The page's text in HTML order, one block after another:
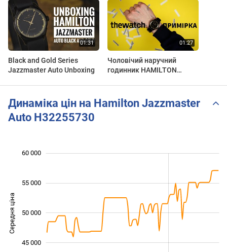
Black and Gold Series
Jazzmaster Auto Unboxing
Чоловічий наручний
годинник HAMILTON
Динаміка цін на Hamilton Jazzmaster
Auto H32255730
Середня ціна 40 000
45 000
50 000
55 000
60 000